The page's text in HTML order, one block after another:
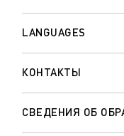
LANGUAGES
КОНТАКТЫ
СВЕДЕНИЯ ОБ